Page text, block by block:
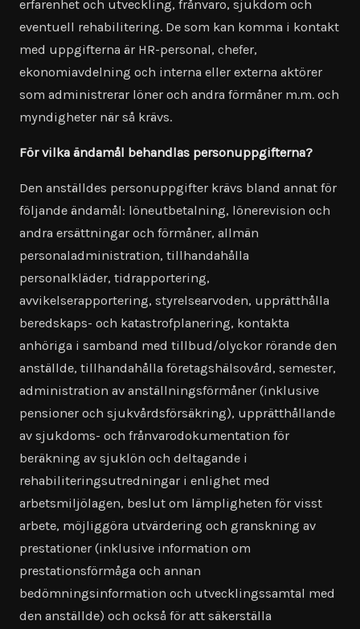
erfarenhet och utveckling, frånvaro, sjukdom och
eventuell rehabilitering. De som kan komma i kontakt
med uppgifterna är HR-personal, chefer,
ekonomiavdelning och interna eller externa aktörer
som administrerar löner och andra förmåner m.m. och
myndigheter när så krävs.
För vilka ändamål behandlas personuppgifterna?
Den anställdes personuppgifter krävs bland annat för
följande ändamål: löneutbetalning, lönerevision och
andra ersättningar och förmåner, allmän
personaladministration, tillhandahålla
personalkläder, tidrapportering,
avvikelserapportering, styrelsearvoden, upprätthålla
beredskaps- och katastrofplanering, kontakta
anhöriga i samband med tillbud/olyckor rörande den
anställde, tillhandahålla företagshälsovård, semester,
administration av anställningsförmåner (inklusive
pensioner och sjukvårdsförsäkring), upprätthållande
av sjukdoms- och frånvarodokumentation för
beräkning av sjuklön och deltagande i
rehabiliteringsutredningar i enlighet med
arbetsmiljölagen, beslut om lämpligheten för visst
arbete, möjliggöra utvärdering och granskning av
prestationer (inklusive information om
prestationsförmåga och annan
bedömningsinformation och utvecklingssamtal med
den anställde) och också för att säkerställa